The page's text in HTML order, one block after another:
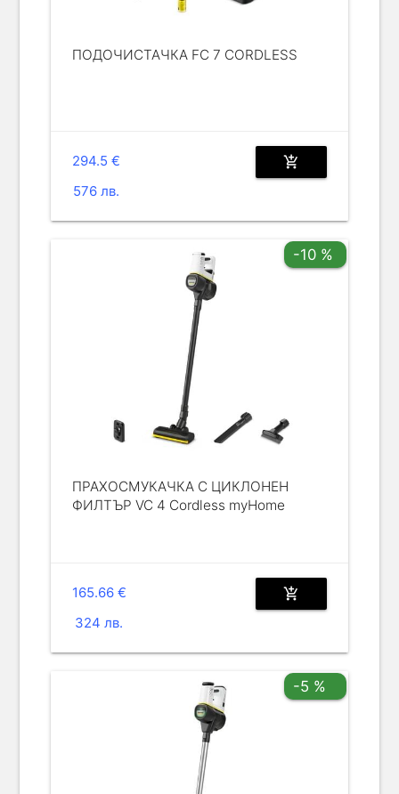
ПОДОЧИСТАЧКА FC 7 CORDLESS
294.5 €
576 лв.
add_shopping_cart
-10 %
ПРАХОСМУКАЧКА С ЦИКЛОНЕН
ФИЛТЪР VC 4 Cordless myHome
165.66 €
324 лв.
add_shopping_cart
-5 %